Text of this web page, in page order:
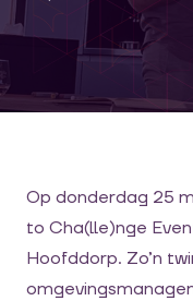
Op donderdag 25
to Cha(lle)nge
Hoofddorp. Zo’n